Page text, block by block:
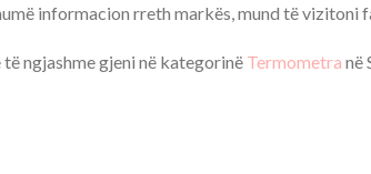
informacion rreth markës, mund të vizitoni
ngjashme gjeni në kategorinë Termometra në